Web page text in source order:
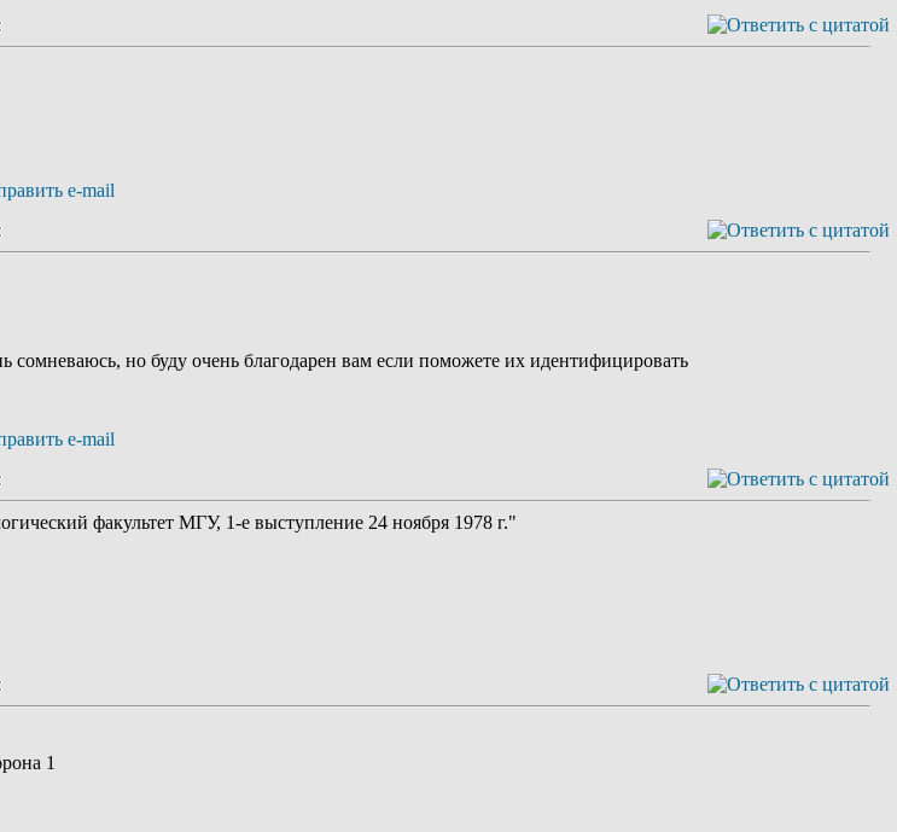
сомневаюсь, но буду очень благодарен вам если поможете их идентифицировать
факультет МГУ, 1-е выступление 24 ноября 1978 г."
1